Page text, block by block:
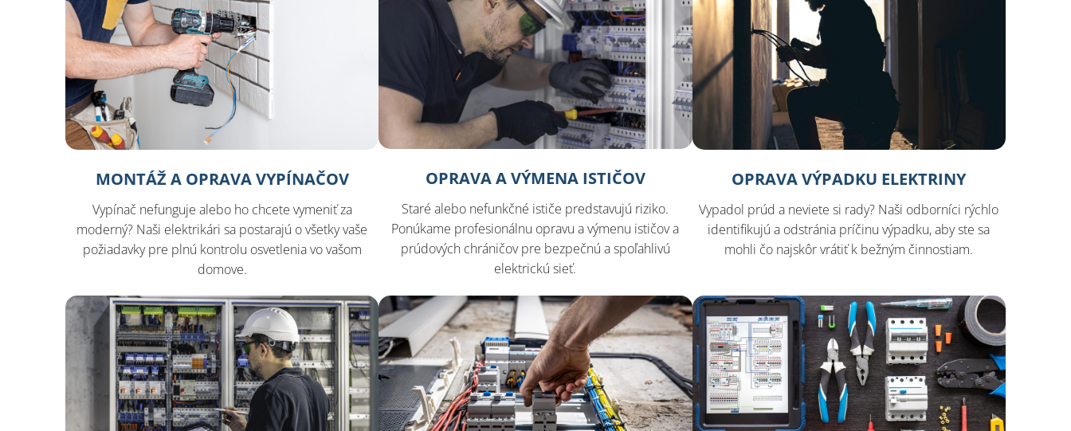
MONTÁŽ A OPRAVA VYPÍNAČOV
Vypínač nefunguje alebo ho chcete vymeniť za
moderný? Naši elektrikári sa postarajú o všetky vaše
požiadavky pre plnú kontrolu osvetlenia vo vašom
domove.
OPRAVA A VÝMENA ISTIČOV
Staré alebo nefunkčné ističe predstavujú riziko.
Ponúkame profesionálnu opravu a výmenu ističov a
prúdových chráničov pre bezpečnú a spoľahlivú
elektrickú sieť.
OPRAVA VÝPADKU ELEKTRINY
Vypadol prúd a neviete si rady? Naši odborníci rýchlo
identifikujú a odstránia príčinu výpadku, aby ste sa
mohli čo najskôr vrátiť k bežným činnostiam.